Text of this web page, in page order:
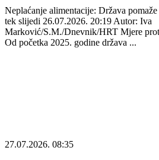
Neplaćanje alimentacije: Država
tek slijedi 26.07.2026. 20:19 Autor: Iva
Marković/S.M./Dnevnik/HRT Mjere
Od početka 2025. godine država ...
27.07.2026. 08:35